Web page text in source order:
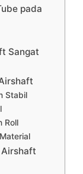
pada
Sangat
Stabil
Roll